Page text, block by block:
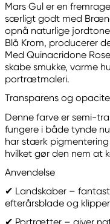
Mars Gul er en
særligt godt med
opnå naturlige
Blå Krom, producerer
Med Quinacridone
skabe smukke, varme
portrætmaleri.
Transparens og
Denne farve er semi-
fungere i både tynde
har stærk
hvilket gør den nem at
Anvendelse
✔ Landskaber –
efterårsblade og klipper